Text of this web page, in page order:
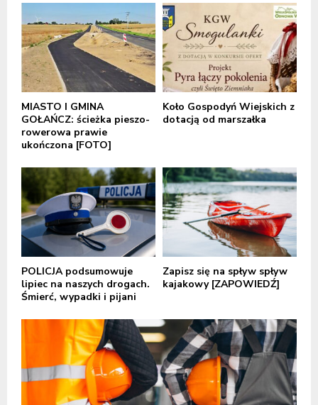
MIASTO I GMINA
GOŁAŃCZ: ścieżka pieszo-
rowerowa prawie
ukończona [FOTO]
Koło Gospodyń Wiejskich z
dotacją od marszałka
POLICJA podsumowuje
lipiec na naszych drogach.
Śmierć, wypadki i pijani
Zapisz się na spływ spływ
kajakowy [ZAPOWIEDŹ]